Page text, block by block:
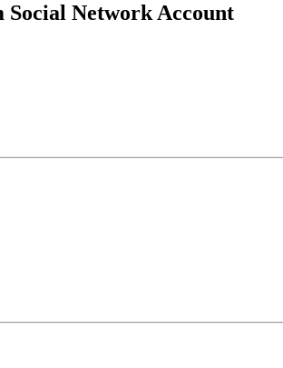
Social Network Account